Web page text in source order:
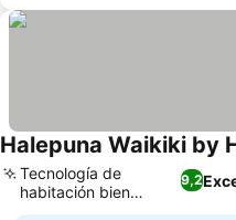
Halepuna Waikiki by
9,2
Tecnología de
habitación bien
pensada